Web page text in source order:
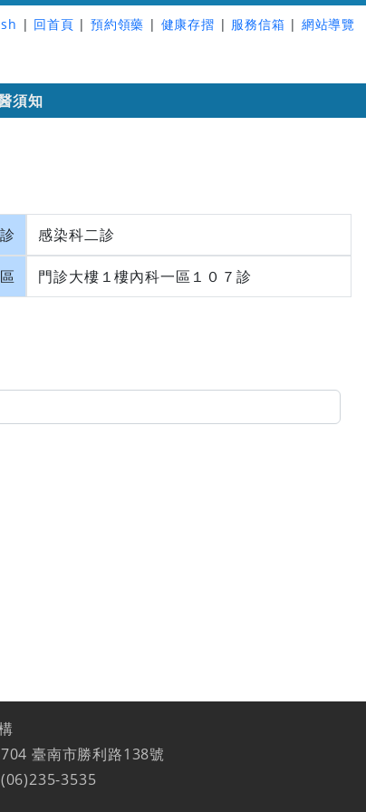
| 回首頁 | 預約領藥 | 健康存摺 | 服務信箱 | 網站導覽
須知
感染科二診
門診大樓１樓內科一區１０７診
704 臺南市勝利路138號
(06)235-3535